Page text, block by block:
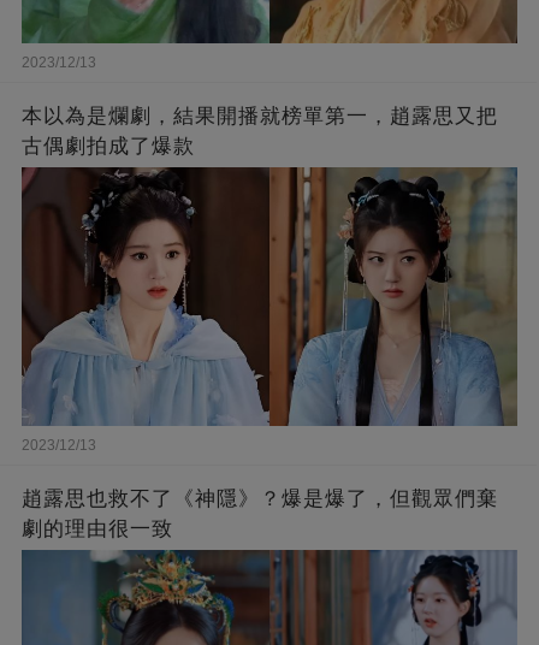
2023/12/13
本以為是爛劇，結果開播就榜單第一，趙露思又把
古偶劇拍成了爆款
2023/12/13
趙露思也救不了《神隱》？爆是爆了，但觀眾們棄
劇的理由很一致